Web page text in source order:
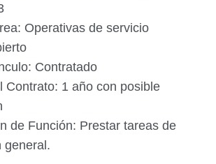
Operativas de servicio
Contratado
Contrato: 1 año con posible
de Función: Prestar tareas de
general.